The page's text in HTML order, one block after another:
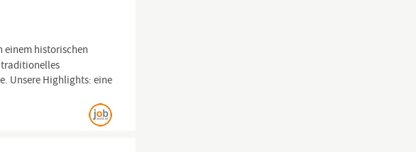
einem historischen
Unsere Highlights: eine